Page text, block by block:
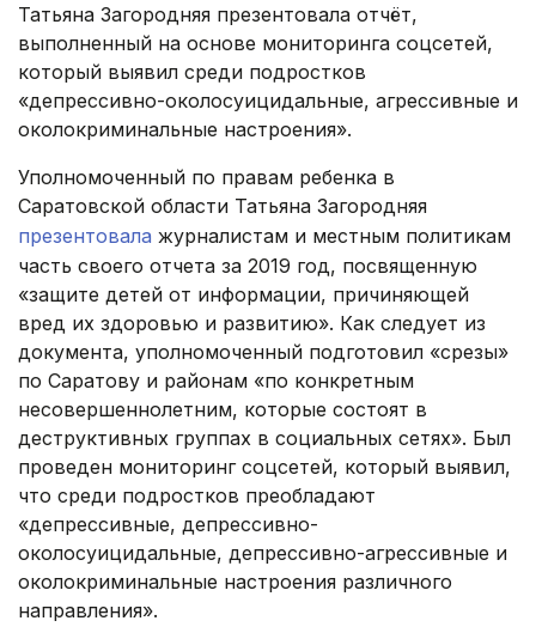
Татьяна Загородняя презентовала отчёт,
выполненный на основе мониторинга соцсетей,
который выявил среди подростков
«депрессивно-околосуицидальные, агрессивные и
околокриминальные настроения».
Уполномоченный по правам ребенка в
Саратовской области Татьяна Загородняя
презентовала журналистам и местным политикам
часть своего отчета за 2019 год, посвященную
«защите детей от информации, причиняющей
вред их здоровью и развитию». Как следует из
документа, уполномоченный подготовил «срезы»
по Саратову и районам «по конкретным
несовершеннолетним, которые состоят в
деструктивных группах в социальных сетях». Был
проведен мониторинг соцсетей, который выявил,
что среди подростков преобладают
«депрессивные, депрессивно-
околосуицидальные, депрессивно-агрессивные и
околокриминальные настроения различного
направления».